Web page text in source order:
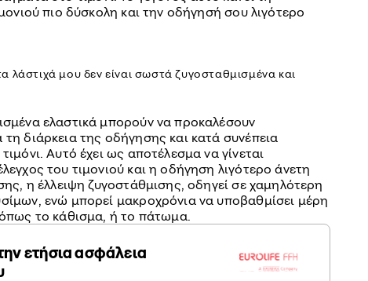
πιο δύσκολη και την οδήγησή σου λιγότερο
λάστιχά μου δεν είναι σωστά ζυγοσταθμισμένα και
ελαστικά μπορούν να προκαλέσουν
διάρκεια της οδήγησης και κατά συνέπεια
Αυτό έχει ως αποτέλεσμα να γίνεται
του τιμονιού και η οδήγηση λιγότερο άνετη
η έλλειψη ζυγοστάθμισης, οδηγεί σε χαμηλότερη
ενώ μπορεί μακροχρόνια να υποβαθμίσει μέρη
το κάθισμα, ή το πάτωμα.
ετήσια ασφάλεια